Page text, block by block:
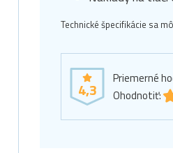
Technické špecifikácie sa
4,3
Priemerné
Ohodnotiť: